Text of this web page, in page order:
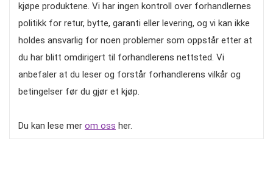
kjøpe produktene. Vi har ingen kontroll over forhandlernes
politikk for retur, bytte, garanti eller levering, og vi kan ikke
holdes ansvarlig for noen problemer som oppstår etter at
du har blitt omdirigert til forhandlerens nettsted. Vi
anbefaler at du leser og forstår forhandlerens vilkår og
betingelser før du gjør et kjøp.
Du kan lese mer om oss her.